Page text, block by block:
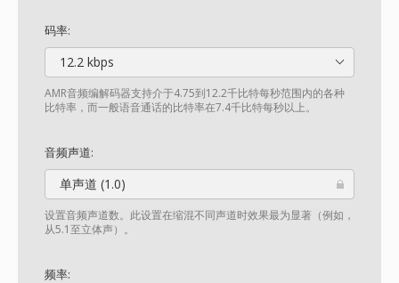
码率:
12.2 kbps
AMR音频编解码器支持介于4.75到12.2千比特每秒范围内的各种
比特率，而一般语音通话的比特率在7.4千比特每秒以上。
音频声道:
单声道 (1.0)
设置音频声道数。此设置在缩混不同声道时效果最为显著（例如，
从5.1至立体声）。
频率: